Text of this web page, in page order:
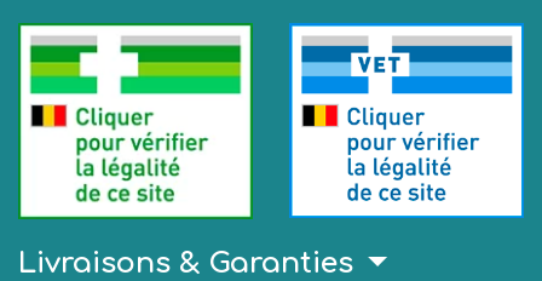
Livraisons & Garanties